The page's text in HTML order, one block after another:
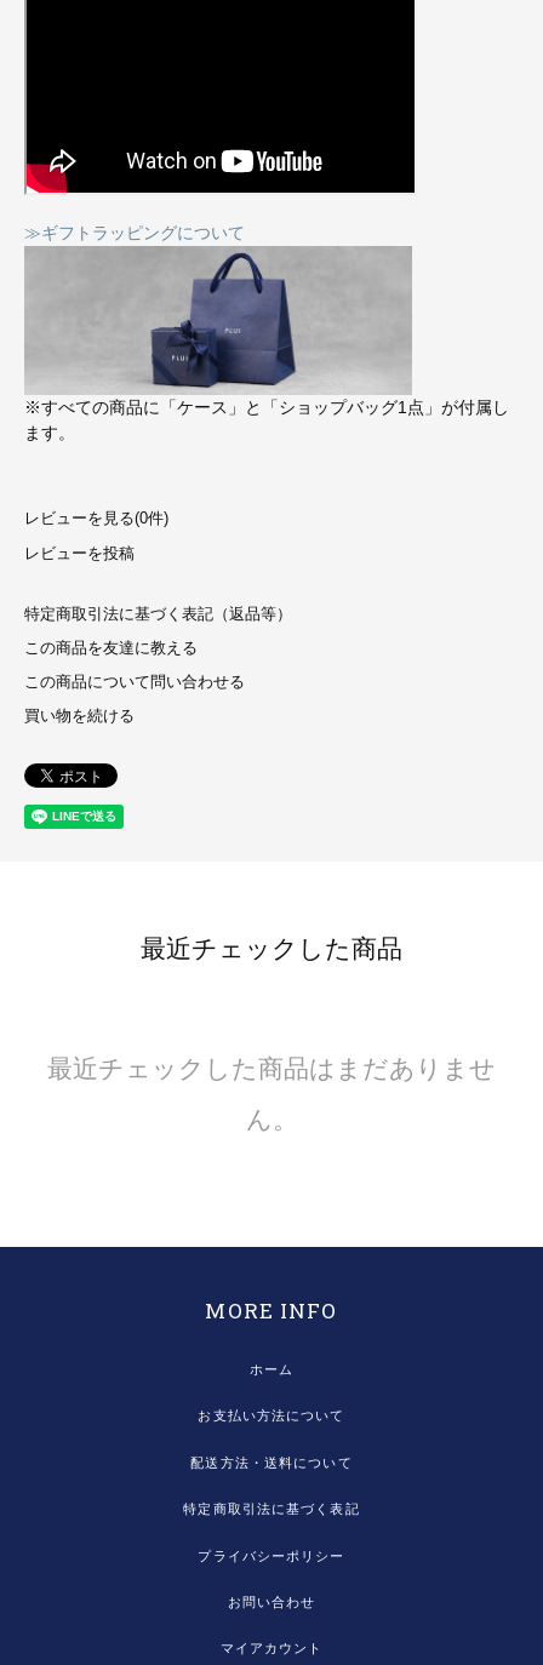
≫ギフトラッピングについて
※すべての商品に「ケース」と「ショップバッグ1点」が付属し
ます。
レビューを見る(0件)
レビューを投稿
特定商取引法に基づく表記（返品等）
この商品を友達に教える
この商品について問い合わせる
買い物を続ける
最近チェックした商品
最近チェックした商品はまだありませ
ん。
MORE INFO
ホーム
お支払い方法について
配送方法・送料について
特定商取引法に基づく表記
プライバシーポリシー
お問い合わせ
マイアカウント